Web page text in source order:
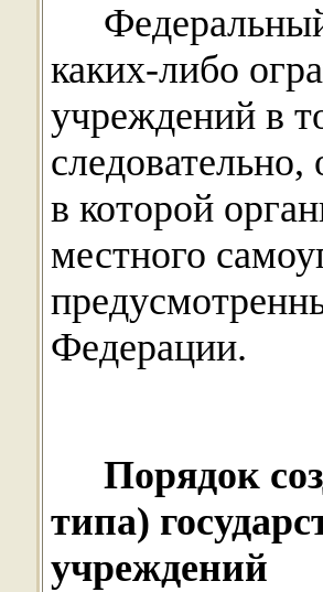
каких-либо
учреждений в
в которой
местного
Федерации.
Порядок
типа)
учреждений